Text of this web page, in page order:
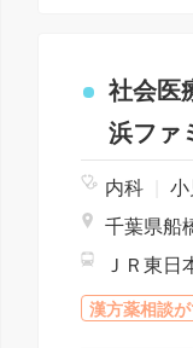
社会医
浜ファ
内科 小
千葉県船
漢方薬相談